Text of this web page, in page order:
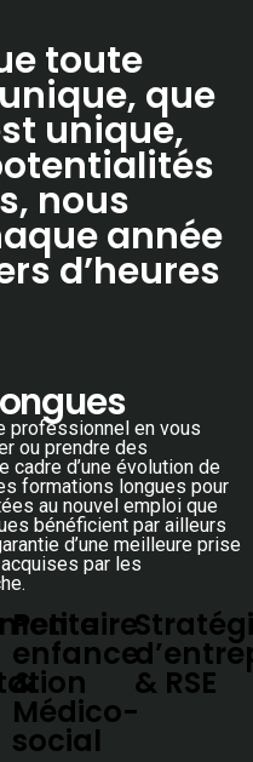
toute
que
unique,
nous
année
d’heures
professionnel en vous
ou prendre des
d’une évolution de
formations longues pour
au nouvel emploi que
bénéficient par ailleurs
d’une meilleure prise
par les
Petite
enfance
&
Médico-
social
& RSE